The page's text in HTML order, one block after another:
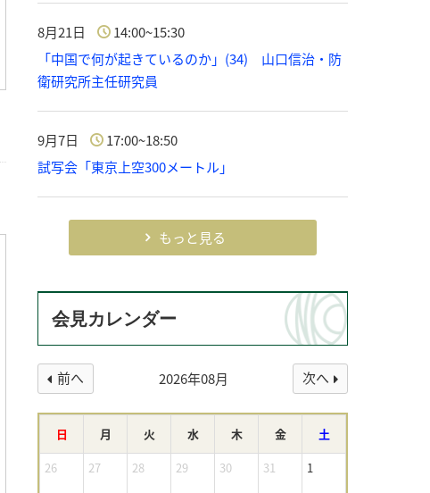
8月21日
14:00~15:30
「中国で何が起きているのか」(34) 山口信治・防
衛研究所主任研究員
9月7日
17:00~18:50
試写会「東京上空300メートル」
もっと見る
会見カレンダー
前へ 2026年08月 次へ
日 月 火 水 木 金
土
26
27 28 29 30 31 1